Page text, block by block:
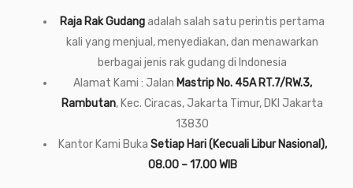
Raja Rak Gudangadalah salah satu perintis pertama
kali yang menjual, menyediakan, dan menawarkan
berbagai jenis rak gudang di Indonesia
Alamat Kami : Jalan Mastrip No. 45A RT.7/RW.3,
Rambutan, Kec. Ciracas, Jakarta Timur, DKI Jakarta
13830
Kantor Kami Buka Setiap Hari (Kecuali Libur Nasional),
08.00 – 17.00 WIB